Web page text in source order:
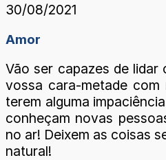
30/08/2021
Amor
Vão ser capazes de lidar
vossa cara-metade
terem alguma
conheçam novas
no ar! Deixem as coisas
natural!